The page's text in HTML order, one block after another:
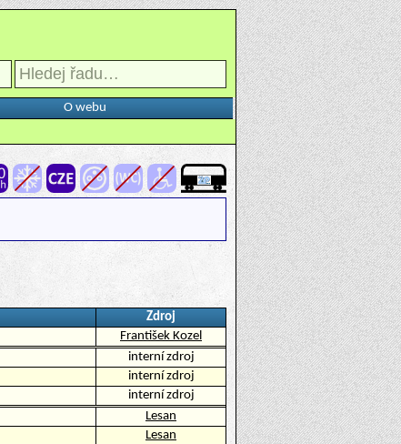
O webu
Zdroj
František Kozel
interní zdroj
interní zdroj
interní zdroj
Lesan
Lesan